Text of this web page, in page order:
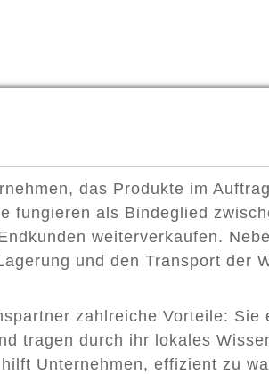
das Produkte im
fungieren als Bindeglied
weiterverkaufen.
und den Transport der
zahlreiche Vorteile:
tragen durch ihr lokales
Unternehmen, effizient zu